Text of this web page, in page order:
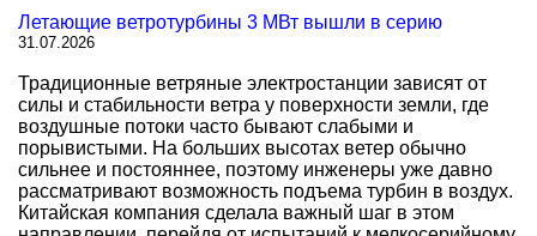
Летающие ветротурбины 3 МВт вышли в серию
31.07.2026
Традиционные ветряные электростанции зависят от
силы и стабильности ветра у поверхности земли, где
воздушные потоки часто бывают слабыми и
порывистыми. На больших высотах ветер обычно
сильнее и постояннее, поэтому инженеры уже давно
рассматривают возможность подъема турбин в воздух.
Китайская компания сделала важный шаг в этом